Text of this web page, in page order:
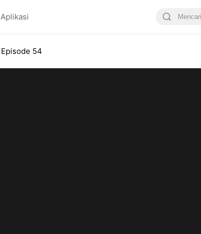
Aplikasi
Episode 54